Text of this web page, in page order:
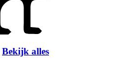
Bekijk alles